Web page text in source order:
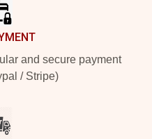
and secure payment
/ Stripe)